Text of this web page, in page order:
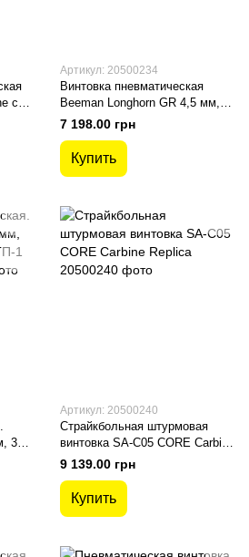
с
Артикул: 20500234
Винтовка пневматическая
Beeman Longhorn GR 4,5 мм,
345 м / с, ОП 4x32 10617
7 198.00 грн
Купить
365
Артикул: 20500240
Страйкбольная штурмовая
винтовка SA-C05 CORE Carbine
Replica
9 139.00 грн
Купить